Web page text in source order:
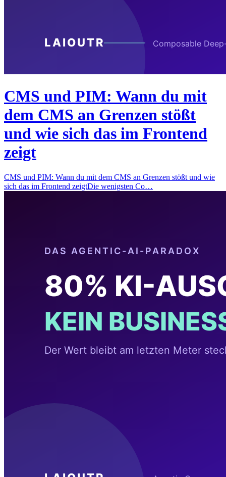
CMS und PIM: Wann du mit
dem CMS an Grenzen stößt
und wie sich das im Frontend
zeigt
CMS und PIM: Wann du mit dem CMS an Grenzen stößt und wie
sich das im Frontend zeigtDie wenigsten Co…